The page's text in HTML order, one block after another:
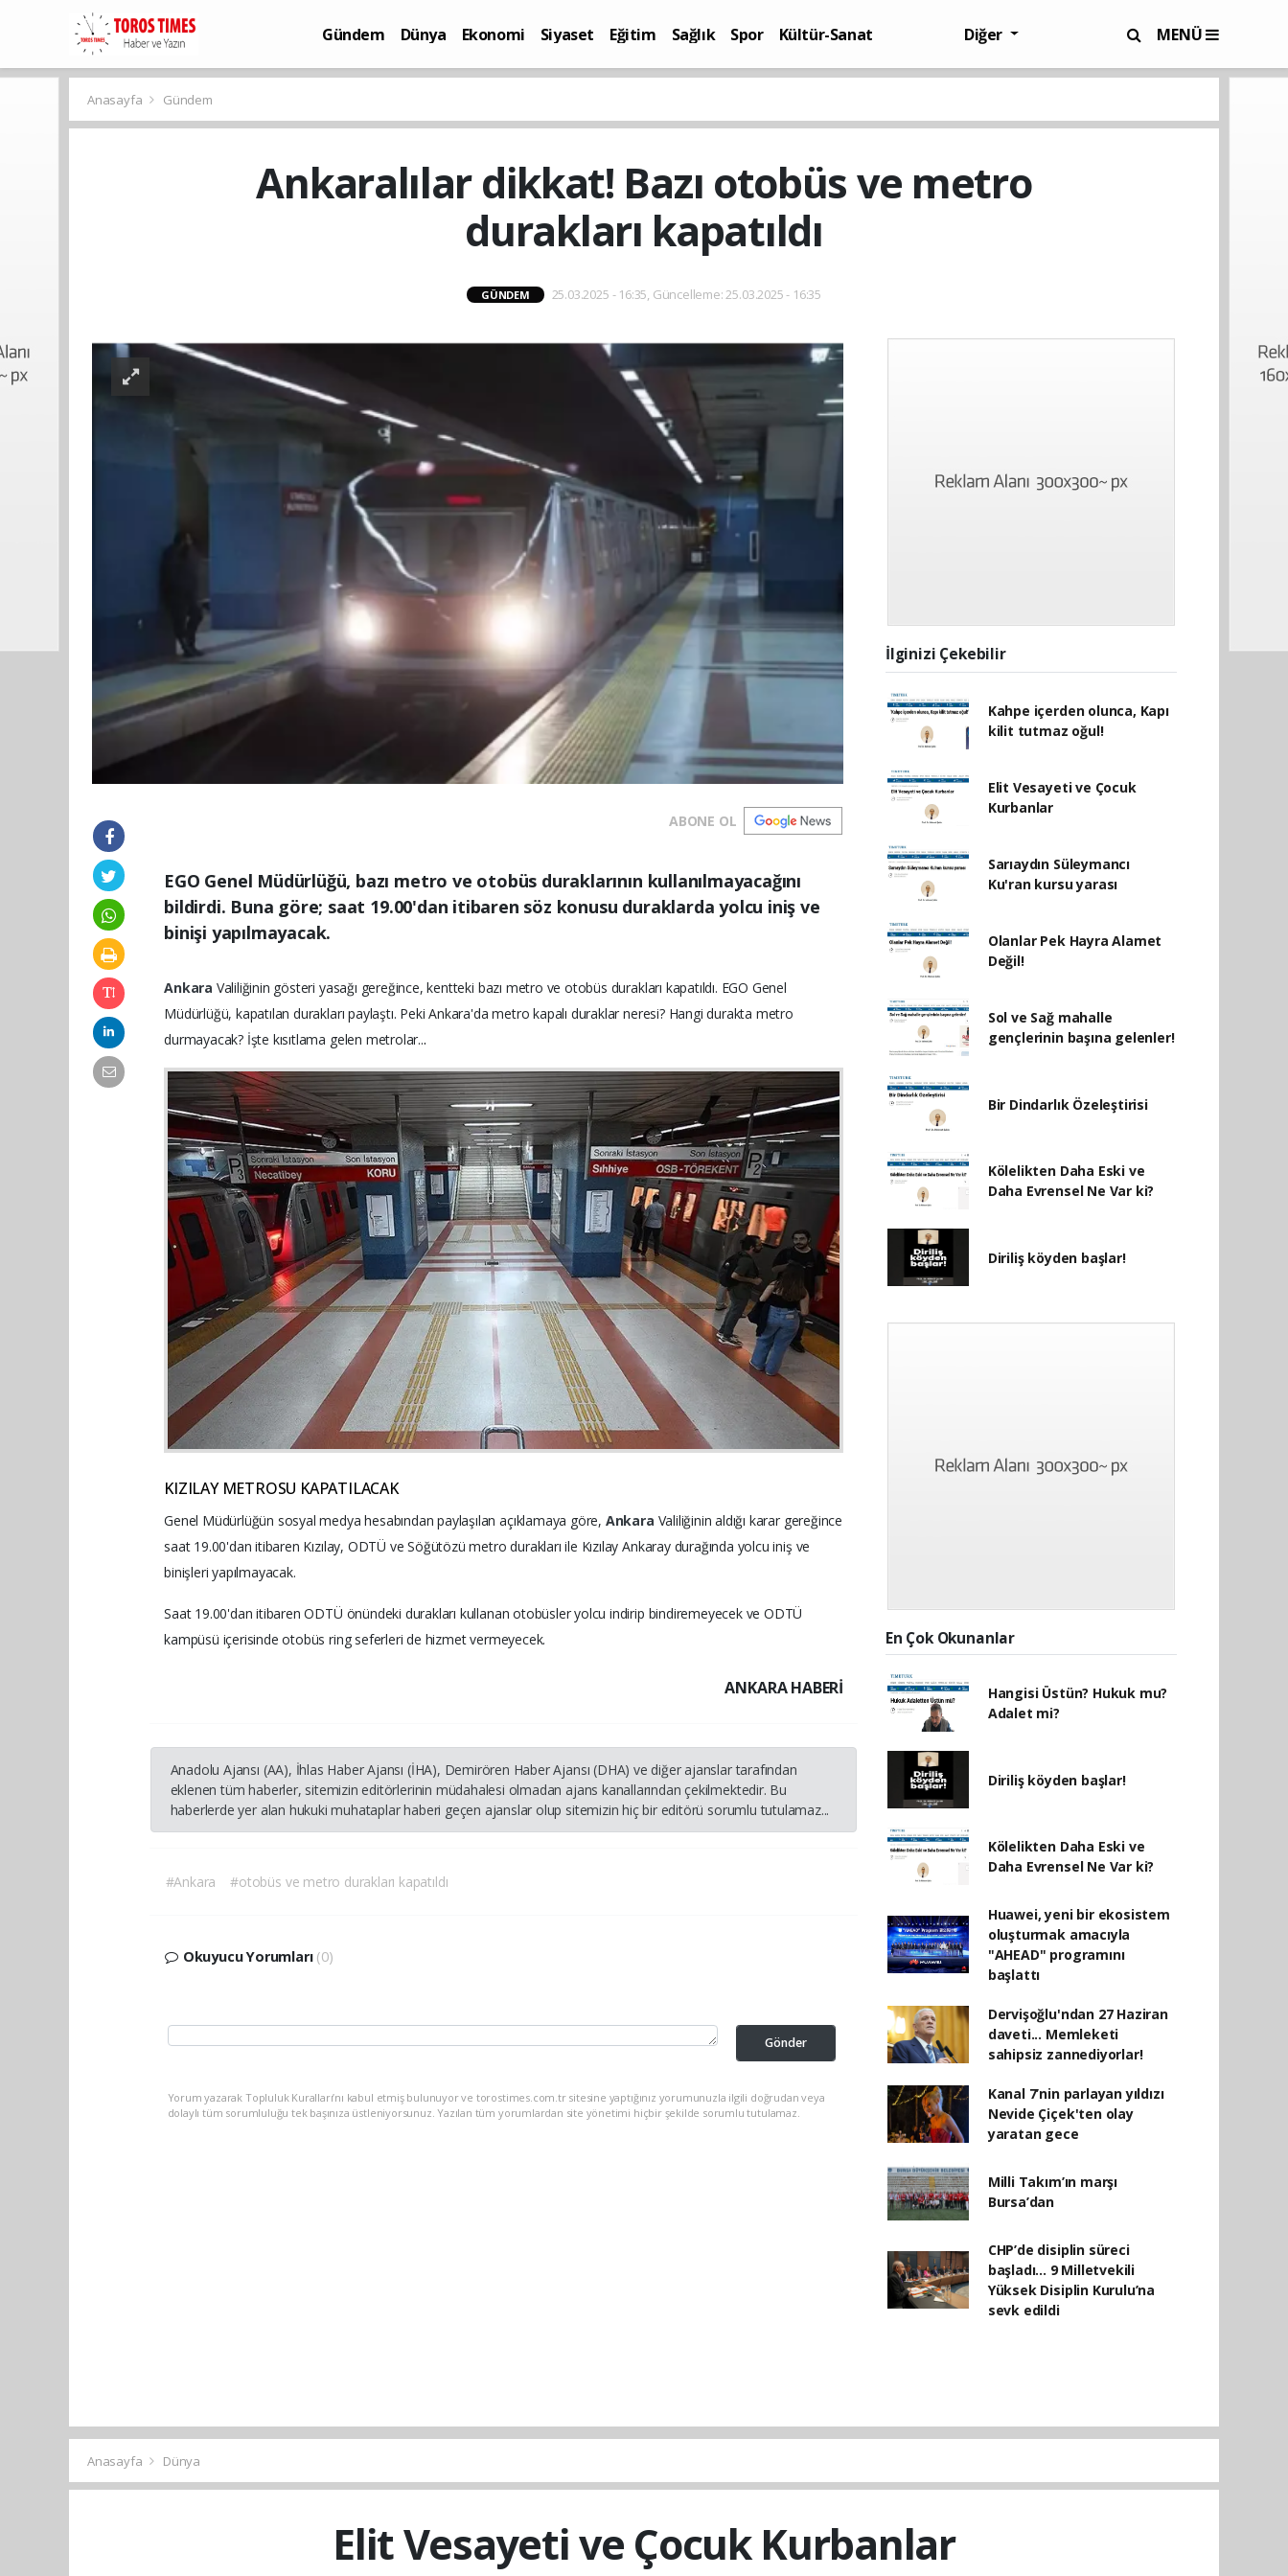
Gündem Dünya Ekonomi Siyaset Eğitim Sağlık Spor
Kültür-Sanat
Diğer MENÜ
Anasayfa Gündem
Ankaralılar dikkat! Bazı otobüs ve metro
durakları kapatıldı
GÜNDEM 25.03.2025 - 16:35, Güncelleme: 25.03.2025 - 16:35
ABONE OL
EGO Genel Müdürlüğü, bazı metro ve otobüs duraklarının kullanılmayacağını
bildirdi. Buna göre; saat 19.00'dan itibaren söz konusu duraklarda yolcu iniş ve
binişi yapılmayacak.
Ankara Valiliğinin gösteri yasağı gereğince, kentteki bazı metro ve otobüs durakları kapatıldı. EGO Genel
Müdürlüğü, kapatılan durakları paylaştı. Peki Ankara'da metro kapalı duraklar neresi? Hangi durakta metro
durmayacak? İşte kısıtlama gelen metrolar...
KIZILAY METROSU KAPATILACAK
Genel Müdürlüğün sosyal medya hesabından paylaşılan açıklamaya göre, Ankara Valiliğinin aldığı karar gereğince
saat 19.00'dan itibaren Kızılay, ODTÜ ve Söğütözü metro durakları ile Kızılay Ankaray durağında yolcu iniş ve
binişleri yapılmayacak.
Saat 19.00'dan itibaren ODTÜ önündeki durakları kullanan otobüsler yolcu indirip bindiremeyecek ve ODTÜ
kampüsü içerisinde otobüs ring seferleri de hizmet vermeyecek.
ANKARA HABERİ
Anadolu Ajansı (AA), İhlas Haber Ajansı (İHA), Demirören Haber Ajansı (DHA) ve diğer ajanslar tarafından
eklenen tüm haberler, sitemizin editörlerinin müdahalesi olmadan ajans kanallarından çekilmektedir. Bu
haberlerde yer alan hukuki muhataplar haberi geçen ajanslar olup sitemizin hiç bir editörü sorumlu tutulamaz...
#Ankara #otobüs ve metro durakları kapatıldı
Okuyucu Yorumları (0)
Gönder
Yorum yazarak Topluluk Kuralları’nı kabul etmiş bulunuyor ve torostimes.com.tr sitesine yaptığınız yorumunuzla ilgili doğrudan veya
dolaylı tüm sorumluluğu tek başınıza üstleniyorsunuz. Yazılan tüm yorumlardan site yönetimi hiçbir şekilde sorumlu tutulamaz.
İlginizi Çekebilir
Kahpe içerden olunca, Kapı
kilit tutmaz oğul!
Elit Vesayeti ve Çocuk
Kurbanlar
Sarıaydın Süleymancı
Ku'ran kursu yarası
Olanlar Pek Hayra Alamet
Değil!
Sol ve Sağ mahalle
gençlerinin başına gelenler!
Bir Dindarlık Özeleştirisi
Kölelikten Daha Eski ve
Daha Evrensel Ne Var ki?
Diriliş köyden başlar!
En Çok Okunanlar
Hangisi Üstün? Hukuk mu?
Adalet mi?
Diriliş köyden başlar!
Kölelikten Daha Eski ve
Daha Evrensel Ne Var ki?
Huawei, yeni bir ekosistem
oluşturmak amacıyla
"AHEAD" programını
başlattı
Dervişoğlu'ndan 27 Haziran
daveti... Memleketi
sahipsiz zannediyorlar!
Kanal 7’nin parlayan yıldızı
Nevide Çiçek'ten olay
yaratan gece
Milli Takım’ın marşı
Bursa’dan
CHP’de disiplin süreci
başladı... 9 Milletvekili
Yüksek Disiplin Kurulu’na
sevk edildi
Anasayfa Dünya
Elit Vesayeti ve Çocuk Kurbanlar